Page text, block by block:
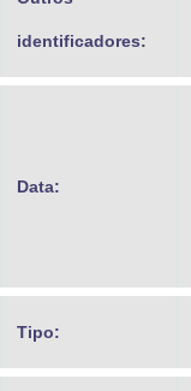
identificadores:
Data:
Tipo: